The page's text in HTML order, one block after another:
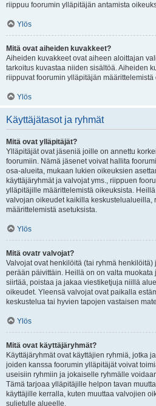
riippuu foorumin ylläpitäjän antamista
Ylös
Mitä ovat aiheiden kuvakkeet?
Aiheiden kuvakkeet ovat aiheen aloittajan
tarkoitus kuvastaa niiden sisältöä. Aiheiden
riippuvat foorumin ylläpitäjän määrittelemistä
Ylös
Käyttäjätasot ja ryhmät
Mitä ovat ylläpitäjät?
Ylläpitäjät ovat jäseniä joille on annettu
foorumiin. Nämä jäsenet voivat hallita
osa-alueita, mukaan lukien oikeuksien
käyttäjäryhmät ja valvojat yms., riippuen
ylläpitäjille määrittelemistä oikeuksista.
valvojan oikeudet kaikilla keskustelualueilla,
määrittelemistä asetuksista.
Ylös
Mitä ovatr valvojat?
Valvojat ovat henkilöitä (tai ryhmä henkilöitä)
perään päivittäin. Heillä on on valta
siirtää, poistaa ja jakaa viestiketjuja niillä
oikeudet. Yleensä valvojat ovat paikalla
keskustelua tai hyvien tapojen vastaisen
Ylös
Mitä ovat käyttäjäryhmät?
Käyttäjäryhmät ovat käyttäjien ryhmiä, jotka
joiden kanssa foorumin ylläpitäjät voivat
useisiin ryhmiin ja jokaiselle ryhmälle
Tämä tarjoaa ylläpitäjille helpon tavan
käyttäjille kerralla, kuten muuttaa valvojien
suljetulle alueelle.